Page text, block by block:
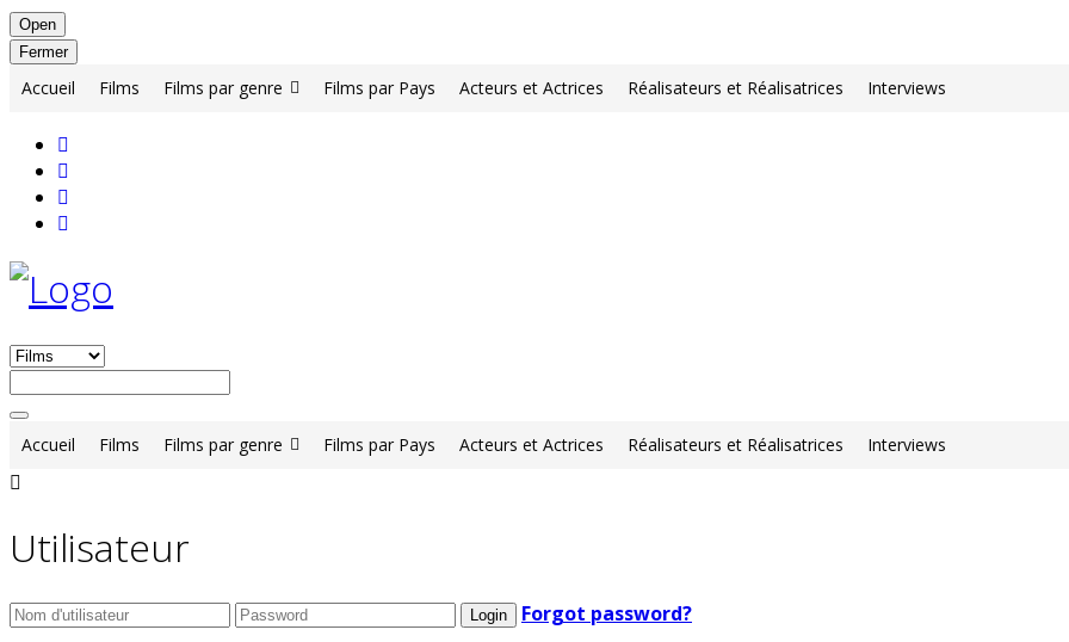
Open
Fermer
Accueil Films Films par genre Films par Pays Acteurs et Actrices Réalisateurs et Réalisatrices Interviews
Accueil Films Films par genre Films par Pays Acteurs et Actrices Réalisateurs et Réalisatrices Interviews
Utilisateur
Forgot password?